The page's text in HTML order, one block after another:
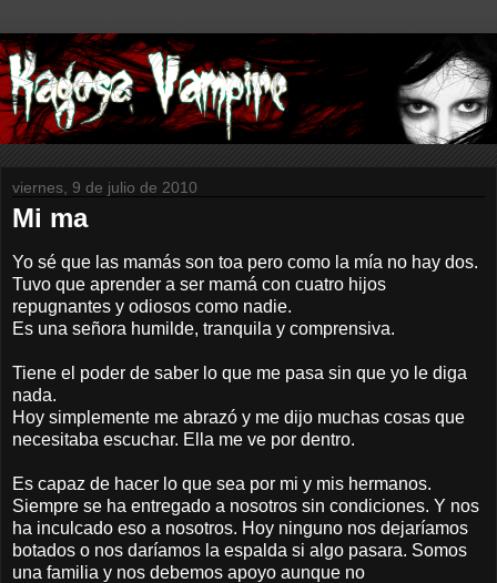
viernes, 9 de julio de 2010
Mi ma
Yo sé que las mamás son toa pero como la mía no hay dos.
Tuvo que aprender a ser mamá con cuatro hijos
repugnantes y odiosos como nadie.
Es una señora humilde, tranquila y comprensiva.
Tiene el poder de saber lo que me pasa sin que yo le diga
nada.
Hoy simplemente me abrazó y me dijo muchas cosas que
necesitaba escuchar. Ella me ve por dentro.
Es capaz de hacer lo que sea por mi y mis hermanos.
Siempre se ha entregado a nosotros sin condiciones. Y nos
ha inculcado eso a nosotros. Hoy ninguno nos dejaríamos
botados o nos daríamos la espalda si algo pasara. Somos
una familia y nos debemos apoyo aunque no